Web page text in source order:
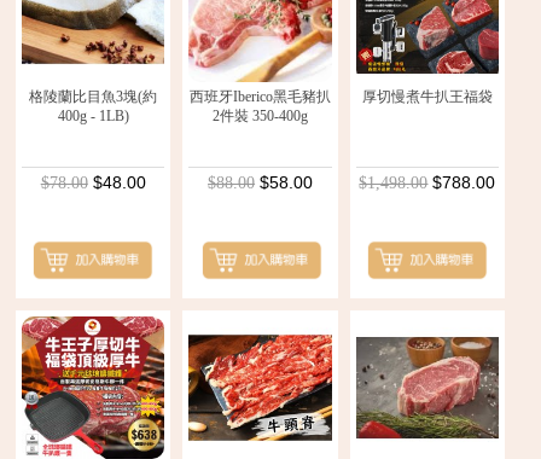
格陵蘭比目魚3塊(約
400g - 1LB)
$78.00 $48.00
西班牙Iberico黑毛豬扒
2件裝 350-400g
$88.00 $58.00
厚切慢煮牛扒王福袋
$1,498.00 $788.00